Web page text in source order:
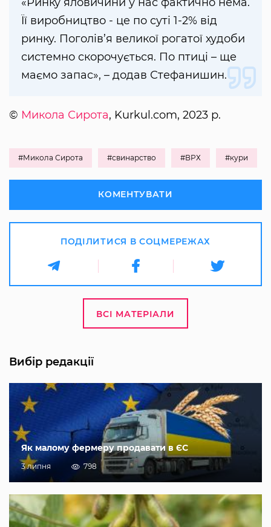
Її виробництво - це по суті 1-2% від
ринку. Поголів’я великої рогатої худоби
системно скорочується. По птиці – ще
маємо запас», – додав Стефанишин.
© Микола Сирота, Kurkul.com, 2023 р.
#Микола Сирота #свинарство #ВРХ #кури
КОМЕНТУВАТИ
ПОДІЛИТИСЯ В СОЦМЕРЕЖАХ
ВСІ МАТЕРІАЛИ
Вибір редакції
Як малому фермеру продавати в ЄС
3 липня 798